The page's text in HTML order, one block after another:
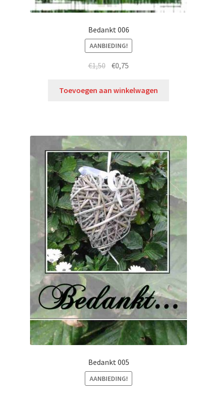
Bedankt 006
AANBIEDING!
€1,50 €0,75
Toevoegen aan winkelwagen
Bedankt 005
AANBIEDING!